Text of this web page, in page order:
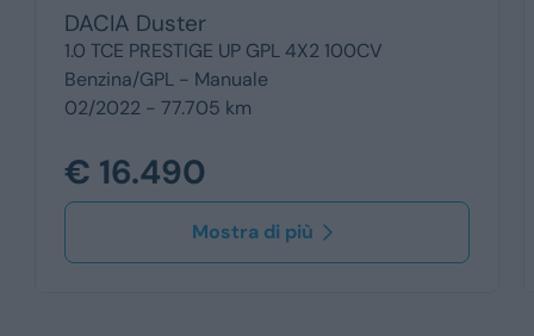
DACIA Duster
1.0 TCE PRESTIGE UP GPL 4X2 100CV
Benzina/GPL - Manuale
02/2022 - 77.705 km
€ 16.490
Mostra di più